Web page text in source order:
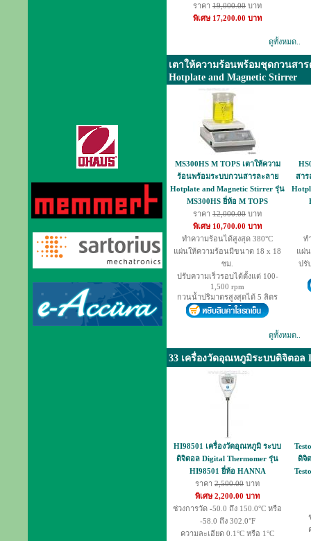
ราคา 19,000.00 บาท
พิเศษ 17,200.00 บาท
ดูทั้งหมด..
เตาให้ความร้อนพร้อมชุดกวนสา
Hotplate and Magnetic Stirrer
MS300HS M TOPS เตาให้ความ
ร้อนพร้อมระบบกวนสารละลาย
Hotplate and Magnetic Stirrer รุ่น
MS300HS ยี่ห้อ M TOPS
ราคา 12,000.00 บาท
พิเศษ 10,700.00 บาท
ทำความร้อนได้สูงสุด 380°C
แผ่นให้ความร้อนมีขนาด 18 x 18
ซม.
ปรับความเร็วรอบได้ตั้งแต่ 100-
1,500 rpm
กวนน้ำปริมาตรสูงสุดได้ 5 ลิตร
สาร
ท
แผ่
ปรั
ดูทั้งหมด..
33 เครื่องวัดอุณหภูมิระบบดิจิตอล
HI98501 เครื่องวัดอุณหภูมิ ระบบ
ดิจิตอล Digital Thermomer รุ่น
HI98501 ยี่ห้อ HANNA
ราคา 2,500.00 บาท
พิเศษ 2,200.00 บาท
ช่วงการวัด -50.0 ถึง 150.0°C หรือ
-58.0 ถึง 302.0°F
ความละเอียด 0.1°C หรือ 1°C
ดิจิ